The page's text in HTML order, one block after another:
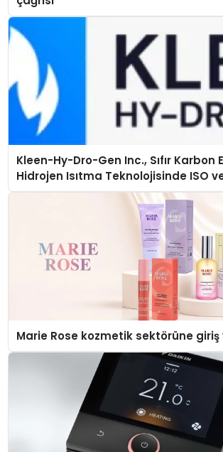
Kleen-Hy-Dro-Gen Inc., Sıfır Karbon
Hidrojen Isıtma Teknolojisinde ISO
Düzenleyici Onaylarını Aldı
Marie Rose kozmetik sektörüne giriş